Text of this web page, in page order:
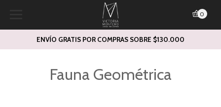
ENVÍO GRATIS POR COMPRAS SOBRE $130.000
0
Fauna Geométrica